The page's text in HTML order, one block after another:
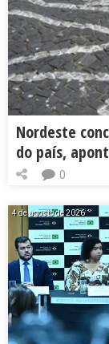
Nordeste
do país,
0
4 de agosto de 2026